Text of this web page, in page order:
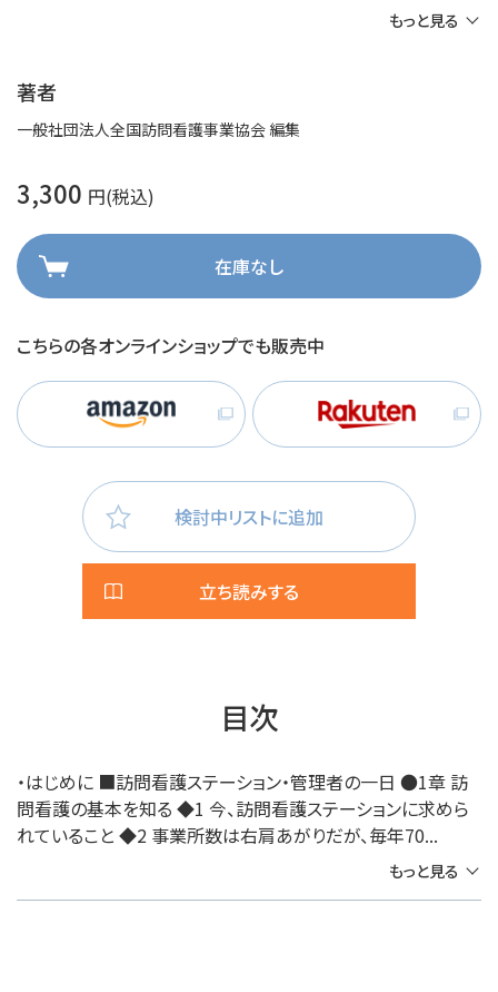
もっと見る
著者
一般社団法人全国訪問看護事業協会 編集
3,300 円(税込)
在庫なし
こちらの各オンラインショップでも販売中
検討中リストに追加
立ち読みする
目次
・はじめに ■訪問看護ステーション・管理者の一日 ●1章 訪
問看護の基本を知る ◆1 今、訪問看護ステーションに求めら
れていること ◆2 事業所数は右肩あがりだが、毎年70...
もっと見る